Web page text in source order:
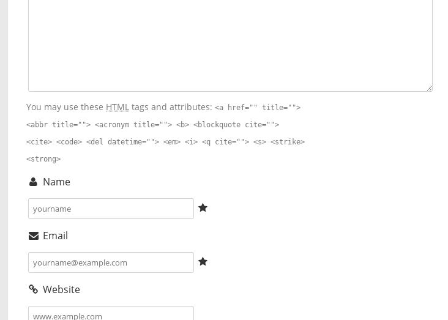
You may use these HTML tags and attributes:<a href="" title="">
<abbr title=""> <acronym title=""> <b> <blockquote cite="">
<cite> <code> <del datetime=""> <em> <i> <q cite=""> <s> <strike>
<strong>
Name
Email
Website